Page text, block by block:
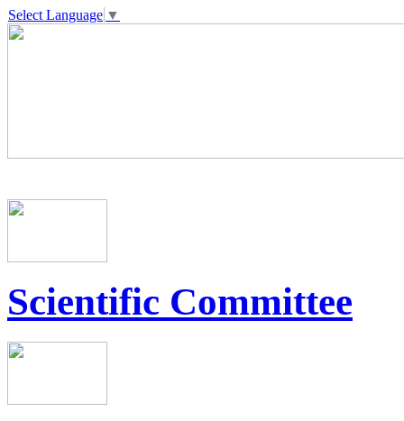
Select Language ▼
Scientific Committee